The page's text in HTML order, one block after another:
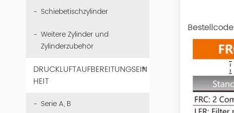
Schiebetischzylinder
Weitere Zylinder und
Zylinderzubehör
DRUCKLUFTAUFBEREITUNGSEIN
HEIT
+
Serie A, B
Bestellcode